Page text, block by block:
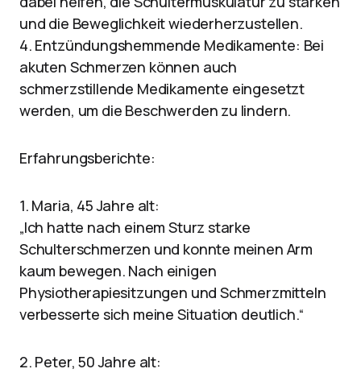
und die Beweglichkeit wiederherzustellen.
4. Entzündungshemmende Medikamente: Bei
akuten Schmerzen können auch
schmerzstillende Medikamente eingesetzt
werden, um die Beschwerden zu lindern.
Erfahrungsberichte:
1. Maria, 45 Jahre alt:
„Ich hatte nach einem Sturz starke
Schulterschmerzen und konnte meinen Arm
kaum bewegen. Nach einigen
Physiotherapiesitzungen und Schmerzmitteln
verbesserte sich meine Situation deutlich.“
2. Peter, 50 Jahre alt: